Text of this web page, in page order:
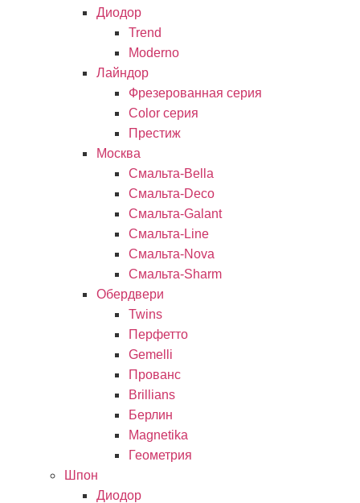
Диодор
Trend
Moderno
Лайндор
Фрезерованная серия
Color серия
Престиж
Москва
Смальта-Bella
Смальта-Deco
Смальта-Galant
Смальта-Line
Смальта-Nova
Смальта-Sharm
Обердвери
Twins
Перфетто
Gemelli
Прованс
Brillians
Берлин
Magnetika
Геометрия
Шпон
Диодор